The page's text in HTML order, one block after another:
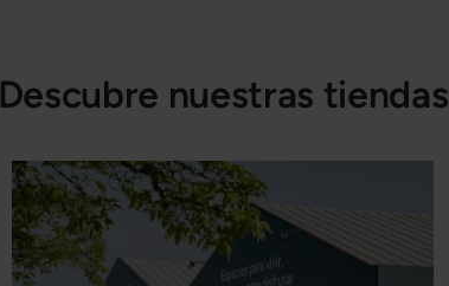
Descubre nuestras tiendas